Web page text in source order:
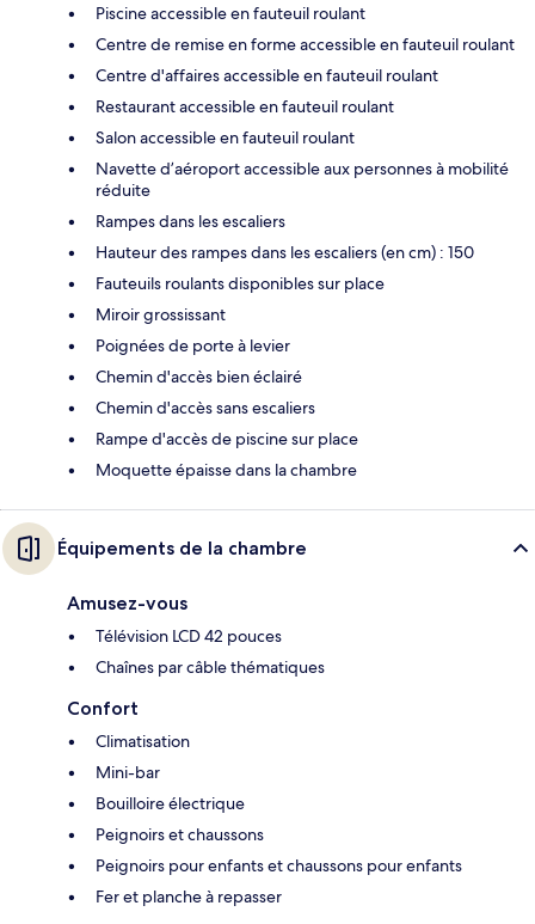
Piscine accessible en fauteuil roulant
Centre de remise en forme accessible en fauteuil roulant
Centre d'affaires accessible en fauteuil roulant
Restaurant accessible en fauteuil roulant
Salon accessible en fauteuil roulant
Navette d’aéroport accessible aux personnes à mobilité
réduite
Rampes dans les escaliers
Hauteur des rampes dans les escaliers (en cm) : 150
Fauteuils roulants disponibles sur place
Miroir grossissant
Poignées de porte à levier
Chemin d'accès bien éclairé
Chemin d'accès sans escaliers
Rampe d'accès de piscine sur place
Moquette épaisse dans la chambre
Équipements de la chambre
Amusez-vous
Télévision LCD 42 pouces
Chaînes par câble thématiques
Confort
Climatisation
Mini-bar
Bouilloire électrique
Peignoirs et chaussons
Peignoirs pour enfants et chaussons pour enfants
Fer et planche à repasser